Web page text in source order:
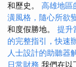
和歷史。 高雄地區
潢風格，隨心所欲
和度假勝地。 提升
的完整指引，快速
人士設計的助聽器
日常財務 我們在以